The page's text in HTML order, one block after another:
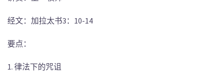
经文：加拉太书3：10-14
要点：
1. 律法下的咒诅